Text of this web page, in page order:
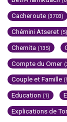
Cacheroute (3703)
Chémini Atseret (5)
Chemita (135)
Compte du Omer
Couple et Famille
Education (1)
Explications de